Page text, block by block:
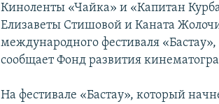
Киноленты «Чайка» и «Капитан
Елизаветы Стишовой и Каната
международного фестиваля
сообщает Фонд развития
На фестивале «Бастау», который